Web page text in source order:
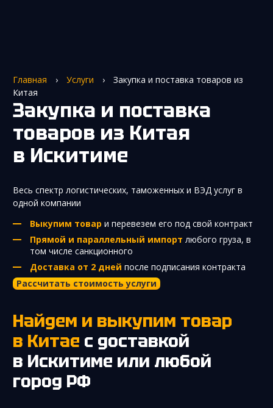
Главная › Услуги ›
Закупка и поставка товаров из
Китая
Закупка и поставка
товаров из Китая
в Искитиме
Весь спектр логистических, таможенных и ВЭД услуг в
одной компании
Выкупим товар и перевезем его под свой контракт
Прямой и параллельный импорт любого груза, в
том числе санкционного
Доставка от 2 дней после подписания контракта
Рассчитать стоимость услуги
Найдем и выкупим товар
в Китае с доставкой
в Искитиме или любой
город РФ